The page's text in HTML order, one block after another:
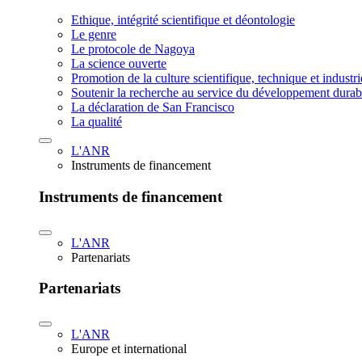
Ethique, intégrité scientifique et déontologie
Le genre
Le protocole de Nagoya
La science ouverte
Promotion de la culture scientifique, technique et
Soutenir la recherche au service du développement
La déclaration de San Francisco
La qualité
L'ANR
Instruments de financement
Instruments de financement
L'ANR
Partenariats
Partenariats
L'ANR
Europe et international